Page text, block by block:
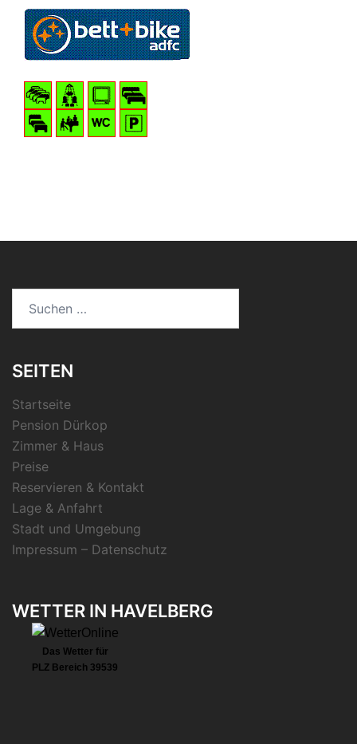
SEITEN
Startseite
Pension Dürkop
Zimmer & Haus
Preise
Reservieren & Kontakt
Lage & Anfahrt
Stadt und Umgebung
Impressum – Datenschutz
WETTER IN HAVELBERG
Das Wetter für
PLZ Bereich 39539